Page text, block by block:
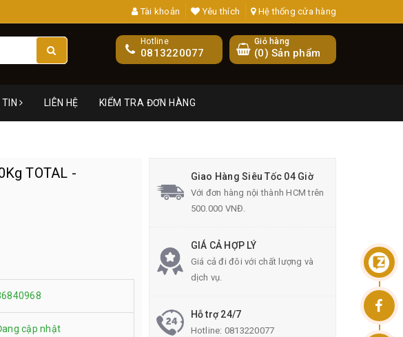
Tài khoản Yêu thích Hệ thống cửa hàng
Giỏ hàng
(0) Sản phẩm
Hotline
0813220077
TIN LIÊN HỆ KIỂM TRA ĐƠN HÀNG
TOTAL -
cập nhật
Giao Hàng Siêu Tốc 04 Giờ
Với đơn hàng nội thành HCM trên
500.000 VNĐ.
GIÁ CẢ HỢP LÝ
Giá cả đi đôi với chất lượng và
dịch vụ.
Hỗ trợ 24/7
Hotline: 0813220077